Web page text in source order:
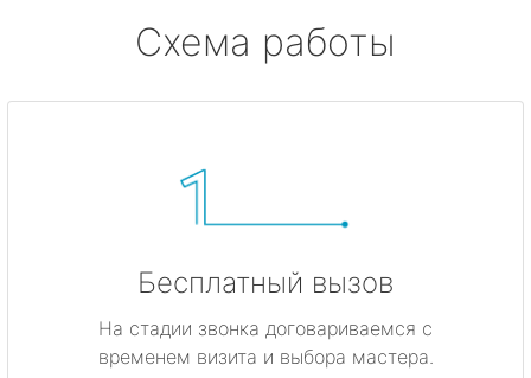
Схема работы
Бесплатный вызов
На стадии звонка договариваемся с
временем визита и выбора мастера.